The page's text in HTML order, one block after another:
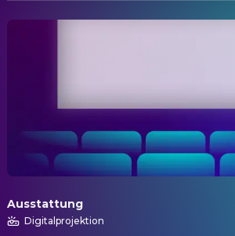
Ausstattung
Digitalprojektion